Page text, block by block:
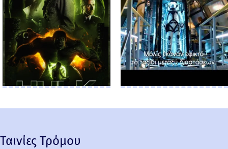
Ταινίες Τρόμου